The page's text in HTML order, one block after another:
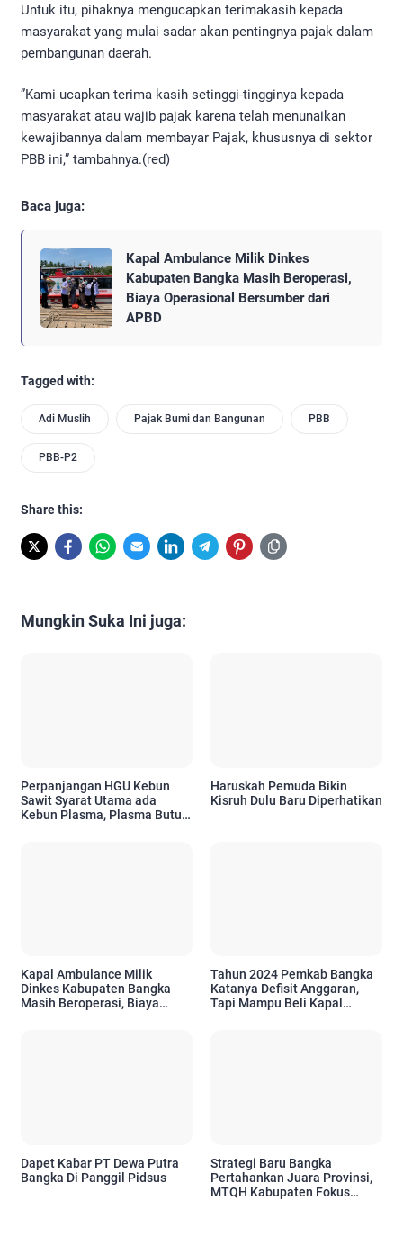
Untuk itu, pihaknya mengucapkan terimakasih kepada
masyarakat yang mulai sadar akan pentingnya pajak dalam
pembangunan daerah.
”Kami ucapkan terima kasih setinggi-tingginya kepada
masyarakat atau wajib pajak karena telah menunaikan
kewajibannya dalam membayar Pajak, khususnya di sektor
PBB ini,” tambahnya.(red)
Baca juga:
Kapal Ambulance Milik Dinkes
Kabupaten Bangka Masih Beroperasi,
Biaya Operasional Bersumber dari
APBD
Tagged with:
Adi Muslih Pajak Bumi dan Bangunan PBB
PBB-P2
Share this:
Mungkin Suka Ini juga:
Perpanjangan HGU Kebun
Sawit Syarat Utama ada
Kebun Plasma, Plasma Butuh
Haruskah Pemuda Bikin
Kisruh Dulu Baru Diperhatikan
Kapal Ambulance Milik
Dinkes Kabupaten Bangka
Masih Beroperasi, Biaya
Tahun 2024 Pemkab Bangka
Katanya Defisit Anggaran,
Tapi Mampu Beli Kapal
Dapet Kabar PT Dewa Putra
Bangka Di Panggil Pidsus
Strategi Baru Bangka
Pertahankan Juara Provinsi,
MTQH Kabupaten Fokus